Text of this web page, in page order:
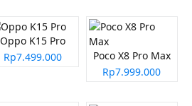
Oppo K15 Pro
Rp7.499.000
Poco X8 Pro Max
Rp7.999.000